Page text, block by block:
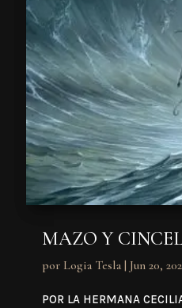
MAZO Y
por Logia Tesla| Jun 20,
POR LA HERMANA